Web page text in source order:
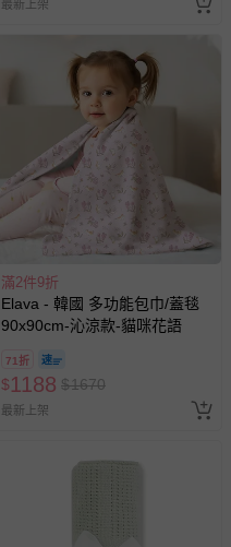
最新上架
滿2件9折
Elava - 韓國 多功能包巾/蓋毯
90x90cm-沁涼款-貓咪花語
71折
$1188 $1670
最新上架